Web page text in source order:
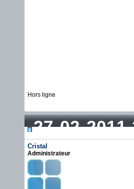
Hors ligne
27-02-2011
Cristal
Administrateur